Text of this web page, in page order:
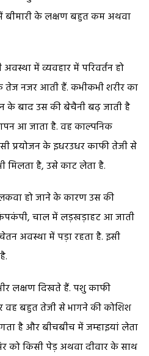
बीमारी के लक्षण बहुत कम अथवा
में व्यवहार में परिवर्तन हो
नजर आती हैं. कभीकभी शरीर का
के बाद उस की बेचैनी बढ़ जाती है
आ जाता है. वह काल्पनिक
प्रयोजन के इधरउधर काफी तेजी से
मिलता है, उसे काट लेता है.
हो जाने के कारण उस की
चाल में लड़खड़ाहट आ जाती
अवस्था में पड़ा रहता है. इसी
लक्षण दिखते हैं. पशु काफी
वह बहुत तेजी से भागने की कोशिश
है और बीचबीच में जम्हाइयां लेता
को किसी पेड़ अथवा दीवार के साथ